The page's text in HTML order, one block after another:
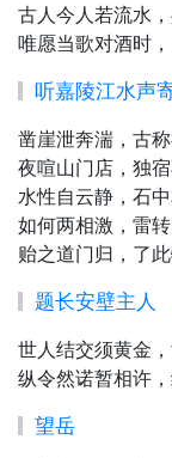
古人今人若流水
唯愿当歌对酒时
听嘉陵江水声
凿崖泄奔湍，古称
夜喧山门店，独宿
水性自云静，石中
如何两相激，雷
贻之道门归，了此
题长安壁主人
世人结交须黄金
纵令然诺暂相许
望岳